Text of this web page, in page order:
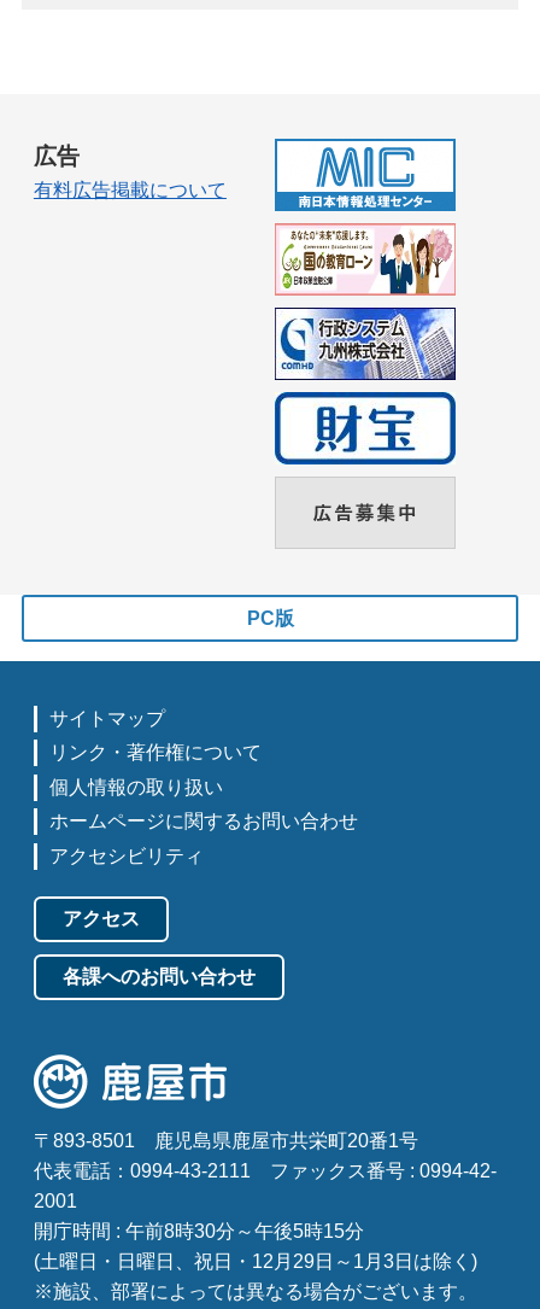
広告
有料広告掲載について
PC版
サイトマップ
リンク・著作権について
個人情報の取り扱い
ホームページに関するお問い合わせ
アクセシビリティ
アクセス
各課へのお問い合わせ
〒893-8501
鹿児島県鹿屋市共栄町20番1号
代表電話：0994-43-2111
ファックス番号 : 0994-42-
2001
開庁時間 : 午前8時30分～午後5時15分
(土曜日・日曜日、祝日・12月29日～1月3日は除く)
※施設、部署によっては異なる場合がございます。